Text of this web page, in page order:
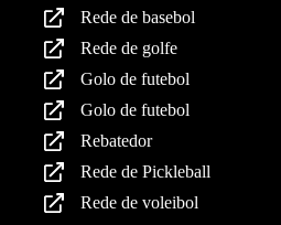
Rede de basebol
Rede de golfe
Golo de futebol
Golo de futebol
Rebatedor
Rede de Pickleball
Rede de voleibol